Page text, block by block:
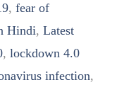
, fear of
Hindi, Latest
, lockdown 4.0
infection,